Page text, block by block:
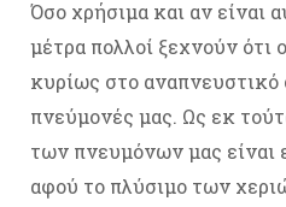
Όσο χρήσιμα και αν είναι
μέτρα πολλοί ξεχνούν ότι
κυρίως στο
πνεύμονές μας. Ως εκ
των πνευμόνων μας είναι
αφού το πλύσιμο των